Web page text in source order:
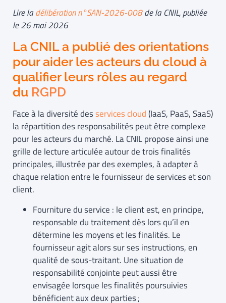
Lire ladélibération n°SAN-2026-008de la CNIL, publiée
le 26 mai 2026
La CNIL a publié des orientations
pour aider les acteurs du cloud à
qualifier leurs rôles au regard
du RGPD
Face à la diversité desservices cloud (IaaS, PaaS, SaaS)
la répartition des responsabilités peut être complexe
pour les acteurs du marché. La CNIL propose ainsi une
grille de lecture articulée autour de trois finalités
principales, illustrée par des exemples, à adapter à
chaque relation entre le fournisseur de services et son
client.
Fourniture du service : le client est, en principe,
responsable du traitement dès lors qu’il en
détermine les moyens et les finalités. Le
fournisseur agit alors sur ses instructions, en
qualité de sous-traitant. Une situation de
responsabilité conjointe peut aussi être
envisagée lorsque les finalités poursuivies
bénéficient aux deux parties ;